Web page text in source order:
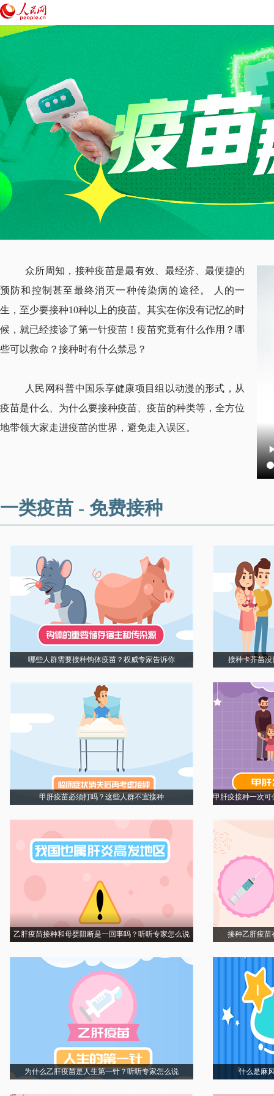
众所周知，接种疫苗是最有效、最经济、最便捷的
预防和控制甚至最终消灭一种传染病的途径。 人的一
生，至少要接种10种以上的疫苗。其实在你没有记忆的时
候，就已经接诊了第一针疫苗！疫苗究竟有什么作用？哪
些可以救命？接种时有什么禁忌？
人民网科普中国乐享健康项目组以动漫的形式，从
疫苗是什么、为什么要接种疫苗、疫苗的种类等，全方位
地带领大家走进疫苗的世界，避免走入误区。
一类疫苗 - 免费接种
哪些人群需要接种钩体疫苗？权威专家告诉你 接种卡芥苗没
甲肝疫苗必须打吗？这些人群不宜接种 甲肝疫接种一次
乙肝疫苗接种和母婴阻断是一回事吗？听听专家怎么说 接种乙肝疫苗
为什么乙肝疫苗是人生第一针？听听专家怎么说 什么是麻